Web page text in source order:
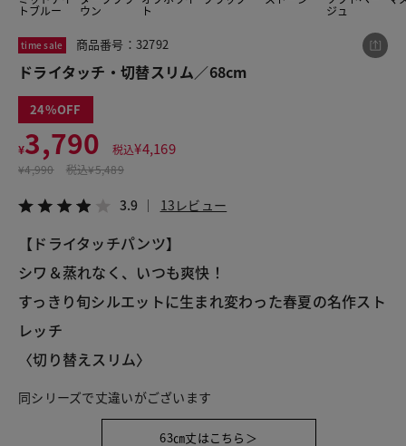
トブルー ウン ト ジュ
time sale 商品番号：32792
ドライタッチ・切替スリム／68cm
24
¥3,790 税込¥4,169
¥4,990 税込¥5,489
3.9 13レビュー
【ドライタッチパンツ】
シワ＆蒸れなく、いつも爽快！
すっきり旬シルエットに生まれ変わった春夏の名作スト
レッチ
〈切り替えスリム〉
同シリーズで丈違いがございます
63㎝丈はこちら＞
この商品をシェアする
ドライタッチ・切替スリム／68cm